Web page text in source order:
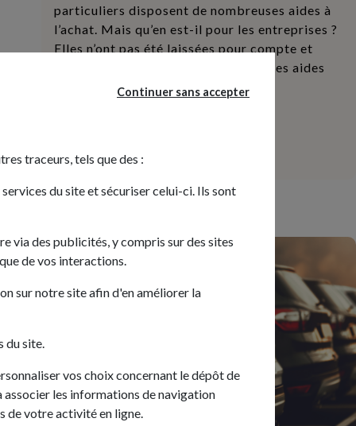
Continuer sans accepter
traceurs, tels que des :
du site et sécuriser celui-ci. Ils sont
via des publicités, y compris sur des sites
de vos interactions.
sur notre site afin d'en améliorer la
du site.
vos choix concernant le dépôt de
les informations de navigation
de votre activité en ligne.
particuliers disposent de nombreuses aides à
l’achat. Mais qu’en est-il pour les entreprises ?
Elles n’ont pas été laissées pour compte et
bénéficient-elles aussi de nombreuses aides
pour doter leur flotte de véhicules...